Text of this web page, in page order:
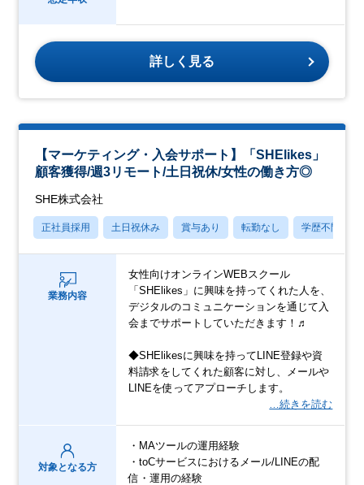
詳しく見る
【マーケティング・入会サポート】「SHElikes」
顧客獲得/週3リモート/土日祝休/女性の働き方◎
SHE株式会社
正社員採用 土日祝休み 賞与あり 転勤なし 学歴不問
業務内容
女性向けオンラインWEBスクール
「SHElikes」に興味を持ってくれた人を、
デジタルのコミュニケーションを通じて入
会までサポートしていただきます！♬
◆SHElikesに興味を持ってLINE登録や資
料請求をしてくれた顧客に対し、メールや
LINEを使ってアプローチします。
…続きを読む
対象となる方
・MAツールの運用経験
・toCサービスにおけるメール/LINEの配
信・運用の経験